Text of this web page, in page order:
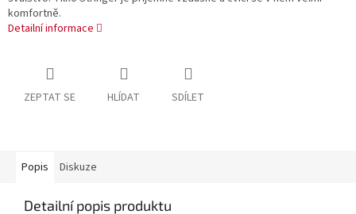
komfortně.
Detailní informace
ZEPTAT SE HLÍDAT SDÍLET
Popis Diskuze
Detailní popis produktu